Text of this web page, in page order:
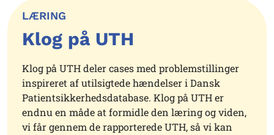
LÆRING
Klog på UTH
Klog på UTH deler cases med problemstillinger
inspireret af utilsigtede hændelser i Dansk
Patientsikkerhedsdatabase. Klog på UTH er
endnu en måde at formidle den læring og viden,
vi får gennem de rapporterede UTH, så vi kan